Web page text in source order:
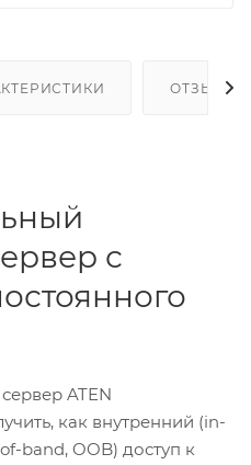
ОТЗЫВЫ
с
ATEN
как внутренний (in-
band, OOB) доступ к